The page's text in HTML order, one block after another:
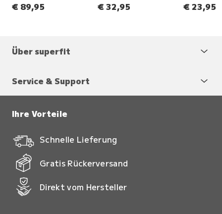
€ 89,95 € 32,95
€ 23,95
Über superfit
Service & Support
Ihre Vorteile
Schnelle Lieferung
Gratis Rückerversand
Direkt vom Hersteller